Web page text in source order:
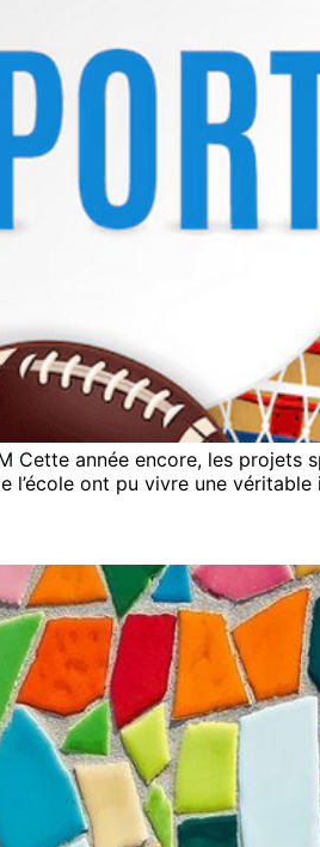
année encore, les projets
l’école ont pu vivre une